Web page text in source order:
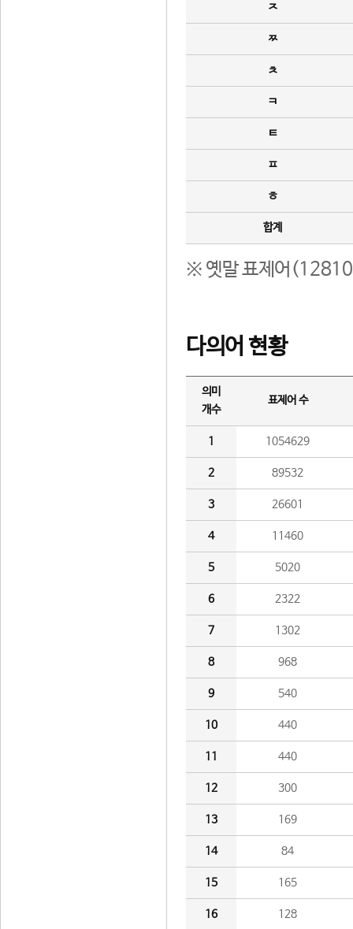
ㅈ
ㅉ
ㅊ
ㅋ
ㅌ
ㅍ
ㅎ
합계
※ 옛말 표제어(12810
다의어 현황
의미
개수
표제어 수
1 1054629
2 89532
3 26601
4 11460
5 5020
6 2322
7 1302
8 968
9 540
10 440
11 440
12 300
13 169
14 84
15 165
16 128